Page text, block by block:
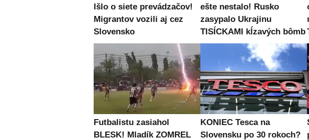
Išlo o siete prevádzačov!
Migrantov vozili aj cez
Slovensko
ešte nestalo! Rusko
zasypalo Ukrajinu
TISÍCKAMI kĺzavých bômb
Futbalistu zasiahol
BLESK! Mladík ZOMREL
KONIEC Tesca na
Slovensku po 30 rokoch?